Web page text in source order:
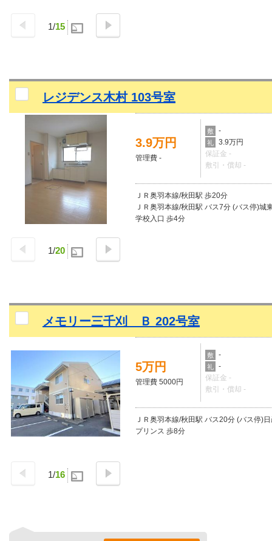
1/15
レジデンス木村 103号室
1/20
3.9万円
管理費 -
敷 -
礼
3.9万円
保証金 -
敷引・償却 -
ＪＲ奥羽本線/秋田駅 歩20分
ＪＲ奥羽本線/秋田駅 バス7分 (バス停)城
学校入口 歩4分
メモリー三千刈 Ｂ 202号室
1/16
5万円
管理費 5000円
敷 -
礼
-
保証金 -
敷引・償却 -
ＪＲ奥羽本線/秋田駅 バス20分 (バス停)
プリンス 歩8分